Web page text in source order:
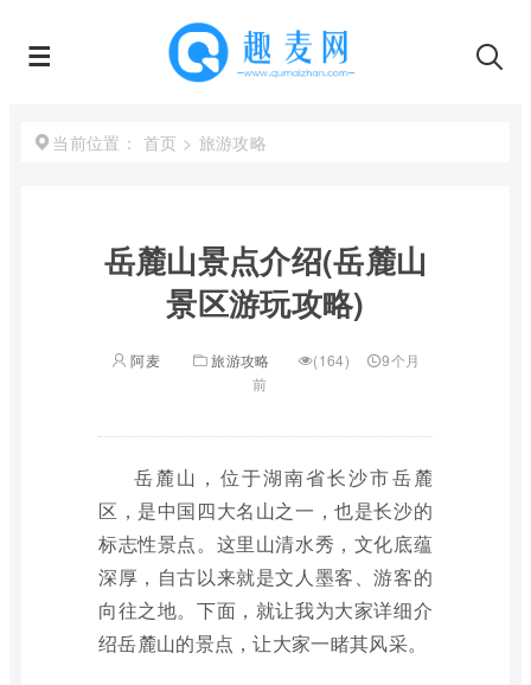
当前位置： 首页 > 旅游攻略
岳麓山景点介绍(岳麓山
景区游玩攻略)
阿麦 旅游攻略 (164)
9个月
前
岳麓山，位于湖南省长沙市岳麓
区，是中国四大名山之一，也是长沙的
标志性景点。这里山清水秀，文化底蕴
深厚，自古以来就是文人墨客、游客的
向往之地。下面，就让我为大家详细介
绍岳麓山的景点，让大家一睹其风采。